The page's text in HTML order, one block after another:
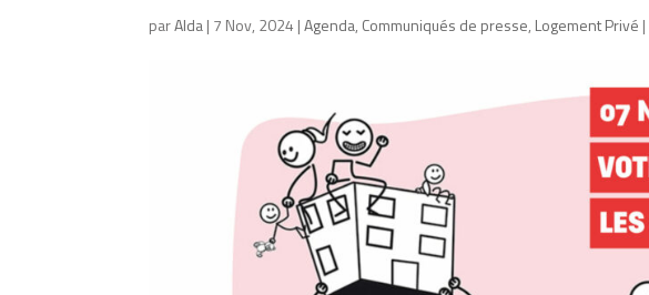
parAlda| 7 Nov, 2024 |Agenda, Communiqués de presse, Logement Privé |